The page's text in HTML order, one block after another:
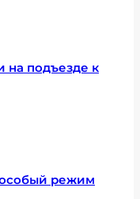
на подъезде к
режим